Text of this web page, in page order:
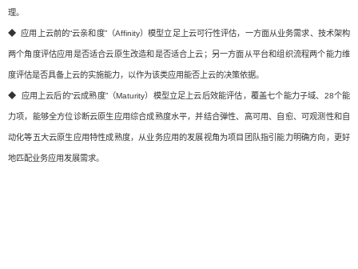
理。
◆ 应用上云前的“云亲和度”（Affinity）模型立足上云可行性评估，一方面从业务需求、技术架构
两个角度评估应用是否适合云原生改造和是否适合上云；另一方面从平台和组织流程两个能力维
度评估是否具备上云的实施能力，以作为该类应用能否上云的决策依据。
◆ 应用上云后的“云成熟度”（Maturity）模型立足上云后效能评估，覆盖七个能力子域、28个能
力项，能够全方位诊断云原生应用综合成熟度水平，并结合弹性、高可用、自愈、可观测性和自
动化等五大云原生应用特性成熟度，从业务应用的发展视角为项目团队指引能力明确方向，更好
地匹配业务应用发展需求。